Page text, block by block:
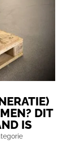
DIT
IS